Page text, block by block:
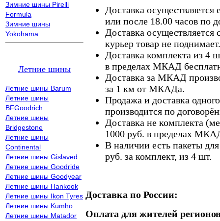
Зимние шины Pirelli
Formula
Зимние шины
Yokohama
Летние шины
Летние шины Barum
Летние шины
BFGoodrich
Летние шины
Bridgestone
Летние шины
Continental
Летние шины Gislaved
Летние шины Goodride
Летние шины Goodyear
Летние шины Hankook
Летние шины Ikon Tyres
Летние шины Kumho
Летние шины Matador
Доставка осуществляется
или после 18.00 часов по
Доставка осуществляется
курьер товар не поднимает.
Доставка комплекта из 4
в пределах МКАД
Доставка за МКАД
за 1 км от МКАДа.
Продажа и доставка
производится по
Доставка не комплекта
1000 руб. в пределах
В наличии есть пакеты
руб. за комплект, из 4 шт.
Доставка по России:
Оплата для жителей